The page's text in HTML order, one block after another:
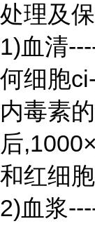
处理及
1)血清
何细胞
内毒素
后
和红细
2)血浆